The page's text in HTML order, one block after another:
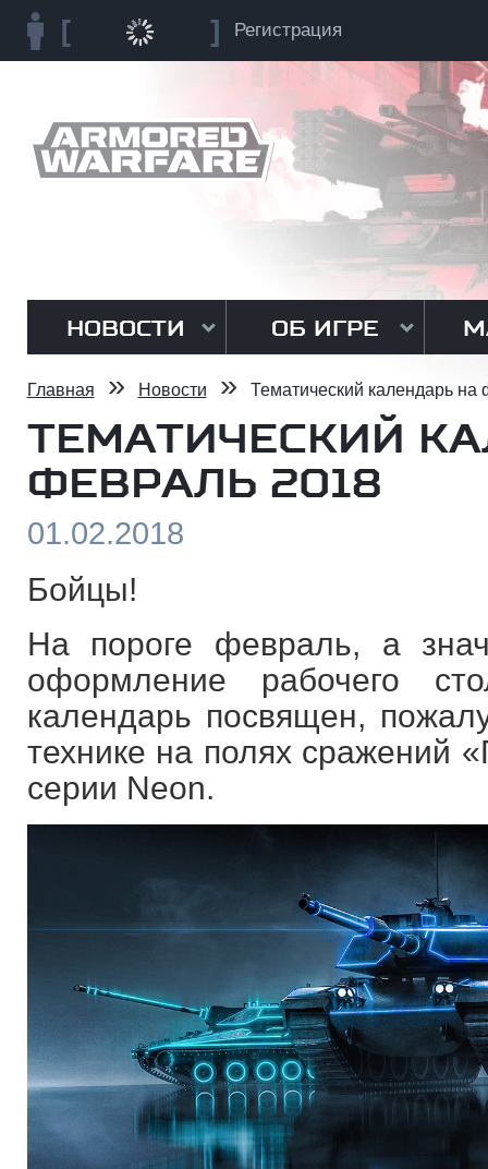
Регистрация
НОВОСТИ ОБ ИГРЕ
Главная » Новости » Тематический календарь на
ТЕМАТИЧЕСКИЙ
ФЕВРАЛЬ 2018
01.02.2018
Бойцы!
На пороге февраль, а
оформление рабочего
календарь посвящен,
технике на полях сражений
серии Neon.